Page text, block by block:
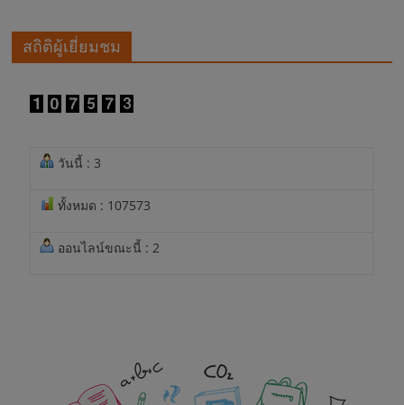
สถิติผู้เยี่ยมชม
วันนี้ : 3
ทั้งหมด : 107573
ออนไลน์ขณะนี้ : 2